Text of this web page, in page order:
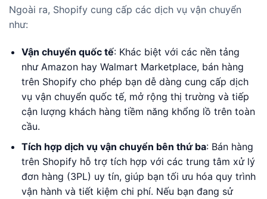
Ngoài ra, Shopify cung cấp các dịch vụ vận chuyển
như:
Vận chuyển quốc tế: Khác biệt với các nền tảng
như Amazon hay Walmart Marketplace, bán hàng
trên Shopify cho phép bạn dễ dàng cung cấp dịch
vụ vận chuyển quốc tế, mở rộng thị trường và tiếp
cận lượng khách hàng tiềm năng khổng lồ trên toàn
cầu.
Tích hợp dịch vụ vận chuyển bên thứ ba: Bán hàng
trên Shopify hỗ trợ tích hợp với các trung tâm xử lý
đơn hàng (3PL) uy tín, giúp bạn tối ưu hóa quy trình
vận hành và tiết kiệm chi phí. Nếu bạn đang sử